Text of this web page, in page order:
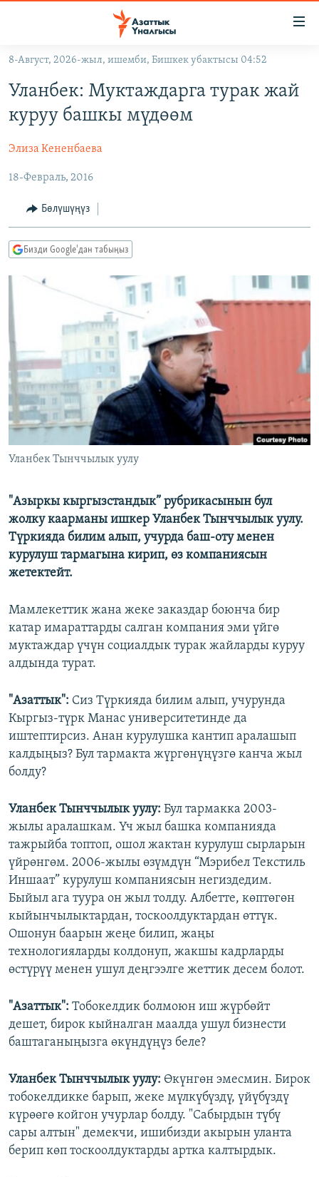
Навигацияга
өтүңүз
салыңыз
КЫРГЫЗСТАН
КЫРГЫЗСТАН
САЯСАТ
ЭКОНОМИКА
МАДАНИЯТ
ДҮЙНӨ
ДҮЙНӨ
БОРБОР АЗИЯ
УКРАИНА
АТАЙЫН ИЛИКТӨӨ
ТВ ПРОГРАММАЛАР
БҮГҮН АЗАТТЫКТА
ЭКСПЕРТТЕР ТАЛДАЙТ
БИЗ ЖАНА ДҮЙНӨ
ЭЖЕ-СИҢДИЛЕР
АЗАТТЫК+
ЫҢГАЙСЫЗ СУРООЛОР
ПОДКАСТ
ӨЗГӨЧӨ ПИКИР
Русский
ОНЛАЙН ШЕРИНЕ
ЭЕ/АРнун бардык сайттары
8-Август, 2026-жыл, ишемби, Бишкек убактысы 04:52
Уланбек: Муктаждарга турак жай
куруу башкы мүдөөм
Элиза Кененбаева
18-Февраль, 2016
Бөлүшүңүз
Бизди Google'дан табыңыз
Уланбек Тынччылык уулу
"Азыркы кыргызстандык” рубрикасынын бул
жолку каарманы ишкер Уланбек Тынччылык уулу.
Түркияда билим алып, учурда баш-оту менен
курулуш тармагына кирип, өз компаниясын
жетектейт.
Мамлекеттик жана жеке заказдар боюнча бир
катар имараттарды салган компания эми үйгө
муктаждар үчүн социалдык турак жайларды куруу
алдында турат.
"Азаттык": Сиз Түркияда билим алып, учурунда
Кыргыз-түрк Манас университетинде да
иштептирсиз. Анан курулушка кантип аралашып
калдыңыз? Бул тармакта жүргөнүңүзгө канча жыл
болду?
Уланбек Тынччылык уулу: Бул тармакка 2003-
жылы аралашкам. Үч жыл башка компанияда
тажрыйба топтоп, ошол жактан курулуш сырларын
үйрөнгөм. 2006-жылы өзүмдүн “Мэрибел Текстиль
Иншаат” курулуш компаниясын негиздедим.
Быйыл ага туура он жыл толду. Албетте, көптөгөн
кыйынчылыктардан, тоскоолдуктардан өттүк.
Ошонун баарын жеңе билип, жаңы
технологияларды колдонуп, жакшы кадрларды
өстүрүү менен ушул деңгээлге жеттик десем болот.
"Азаттык": Тобокелдик болмоюн иш жүрбөйт
дешет, бирок кыйналган маалда ушул бизнести
баштаганыңызга өкүндүңүз беле?
Уланбек Тынччылык уулу: Өкүнгөн эмесмин. Бирок
тобокелдикке барып, жеке мүлкүбүздү, үйүбүздү
күрөөгө койгон учурлар болду. "Сабырдын түбү
сары алтын" демекчи, ишибизди акырын уланта
берип көп тоскоолдуктарды артка калтырдык.